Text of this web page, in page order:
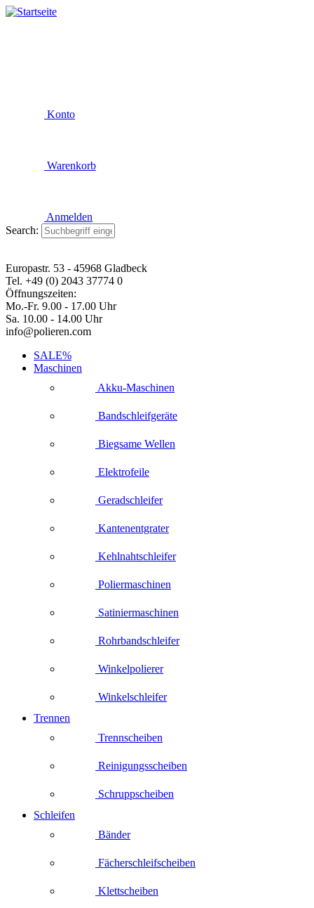
Konto
Warenkorb
Anmelden
Search:
Europastr. 53 - 45968 Gladbeck
Tel. +49 (0) 2043 37774 0
Öffnungszeiten:
Mo.-Fr. 9.00 - 17.00 Uhr
Sa. 10.00 - 14.00 Uhr
info@polieren.com
SALE%
Maschinen
Akku-Maschinen
Bandschleifgeräte
Biegsame Wellen
Elektrofeile
Geradschleifer
Kantenentgrater
Kehlnahtschleifer
Poliermaschinen
Satiniermaschinen
Rohrbandschleifer
Winkelpolierer
Winkelschleifer
Trennen
Trennscheiben
Reinigungsscheiben
Schruppscheiben
Schleifen
Bänder
Fächerschleifscheiben
Klettscheiben